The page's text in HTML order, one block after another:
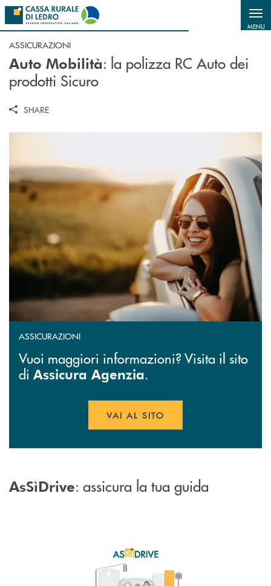
Salta al contenuto principale
MENU
ASSICURAZIONI
Auto Mobilità: la polizza RC Auto dei
prodotti Sicuro
SHARE
ASSICURAZIONI
Vuoi maggiori informazioni? Visita il sito
di Assicura Agenzia.
VAI AL SITO
AsSìDrive: assicura la tua guida